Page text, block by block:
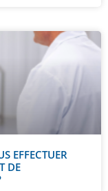
EFFECTUER
DE